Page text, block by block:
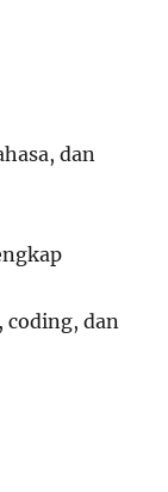
dan
coding, dan